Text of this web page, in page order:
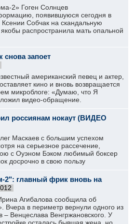
2» Гоген Солнцев
появившуюся сегодня в
Собчак на скандальную
якобы распространила мать опальной
снова запоет
американский певец и актер,
кино и вновь возвращается
микроблоге: «Думаю, что Я
видео-обращение.
россиянам нокаут (ВИДЕО
Маскаев с большим успехом
на серьезное рассечение,
c Оуэном Бэком любимый боксер
досрочно в свою пользу
2": главный фрик вновь на
Агибалова сообщила об
Вчера в периметр вернули одного из
– Венцеслава Венгржановского. У